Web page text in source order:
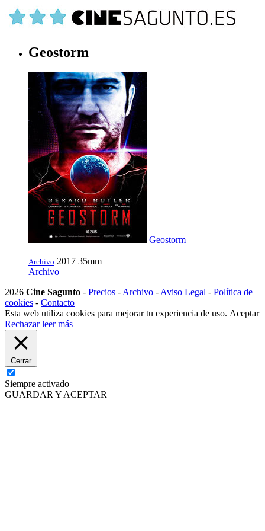
Geostorm
Geostorm
Archivo 2017 35mm
Archivo
2026 Cine Sagunto - Precios - Archivo - Aviso Legal - Política de
cookies - Contacto
Esta web utiliza cookies para mejorar tu experiencia de uso. Aceptar
Rechazar leer más
Cerrar
Siempre activado
GUARDAR Y ACEPTAR